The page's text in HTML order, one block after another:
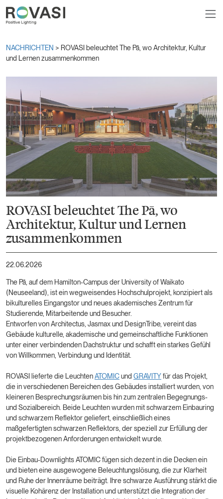
NACHRICHTEN > ROVASI beleuchtet The Pā, wo Architektur, Kultur
und Lernen zusammenkommen
ROVASI beleuchtet The Pā, wo
Architektur, Kultur und Lernen
zusammenkommen
22.06.2026
The Pā, auf dem Hamilton-Campus der University of Waikato
(Neuseeland), ist ein wegweisendes Hochschulprojekt, konzipiert als
bikulturelles Eingangstor und neues akademisches Zentrum für
Studierende, Mitarbeitende und Besucher.
Entworfen von Architectus, Jasmax und DesignTribe, vereint das
Gebäude kulturelle, akademische und gemeinschaftliche Funktionen
unter einer verbindenden Dachstruktur und schafft ein starkes Gefühl
von Willkommen, Verbindung und Identität.
ROVASI lieferte die LeuchtenATOMICund GRAVITYfür das Projekt,
die in verschiedenen Bereichen des Gebäudes installiert wurden, von
kleineren Besprechungsräumen bis hin zum zentralen Begegnungs-
und Sozialbereich. Beide Leuchten wurden mit schwarzem Einbauring
und schwarzem Reflektor geliefert, einschließlich eines
maßgefertigten schwarzen Reflektors, der speziell zur Erfüllung der
projektbezogenen Anforderungen entwickelt wurde.
Die Einbau-Downlights ATOMIC fügen sich dezent in die Decken ein
und bieten eine ausgewogene Beleuchtungslösung, die zur Klarheit
und Ruhe der Innenräume beiträgt. Ihre schwarze Ausführung stärkt die
visuelle Kohärenz der Installation und unterstützt die Integration der